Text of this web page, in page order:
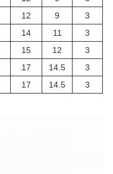
12 9
3
14 11
3
15 12
3
17 14.5
3
17 14.5 3